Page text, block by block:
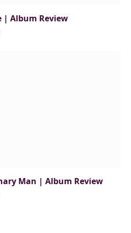
| Album Review
Man | Album Review